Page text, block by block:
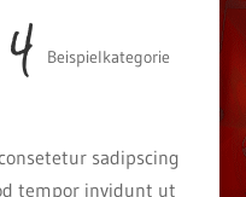
Beispielkategorie
sadipscing
tempor invidunt ut